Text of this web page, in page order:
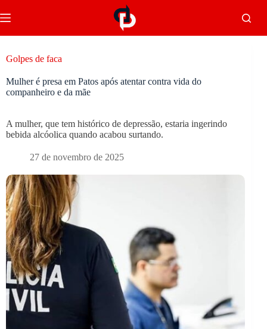
Golpes de faca
Mulher é presa em Patos após atentar contra vida do
companheiro e da mãe
A mulher, que tem histórico de depressão, estaria ingerindo
bebida alcóolica quando acabou surtando.
27 de novembro de 2025